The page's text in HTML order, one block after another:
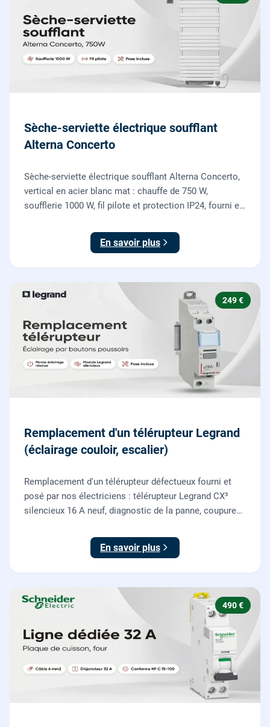
Sèche-serviette électrique soufflant
Alterna Concerto
Sèche-serviette électrique soufflant Alterna Concerto,
vertical en acier blanc mat : chauffe de 750 W,
soufflerie 1000 W, fil pilote et protection IP24, fourni et
En savoir plus
249 €
Remplacement d'un télérupteur Legrand
(éclairage couloir, escalier)
Remplacement d'un télérupteur défectueux fourni et
posé par nos électriciens : télérupteur Legrand CX³
silencieux 16 A neuf, diagnostic de la panne, coupure
boutons poussoirs.
En savoir plus
490 €